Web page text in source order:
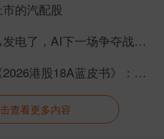
的汽配股
电了，AI下一场争夺战还
港股18A蓝皮书》：生
查看更多内容